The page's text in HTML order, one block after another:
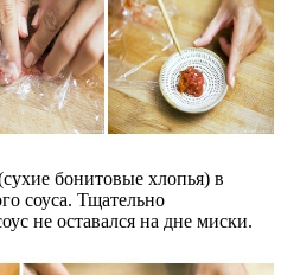
бонитовые хлопья) в
соуса. Тщательно
не оставался на дне миски.